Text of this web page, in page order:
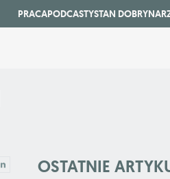
PRACAPODCASTYSTAN DOBRY
OSTATNIE